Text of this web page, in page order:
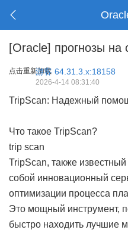
[Oracle] прогнозы на
点击重新加载
游客 64.31.3.x:18158
2026-4-14 08:31:40
TripScan: Надежный
Что такое TripScan?
trip scan
TripScan, также известный
собой инновационный
оптимизации процесса
Это мощный инструмент,
быстро находить лучшие